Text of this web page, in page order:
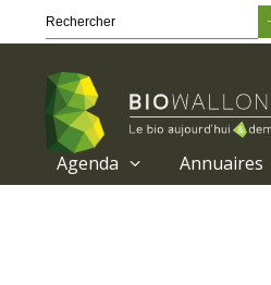
Agenda Annuaires